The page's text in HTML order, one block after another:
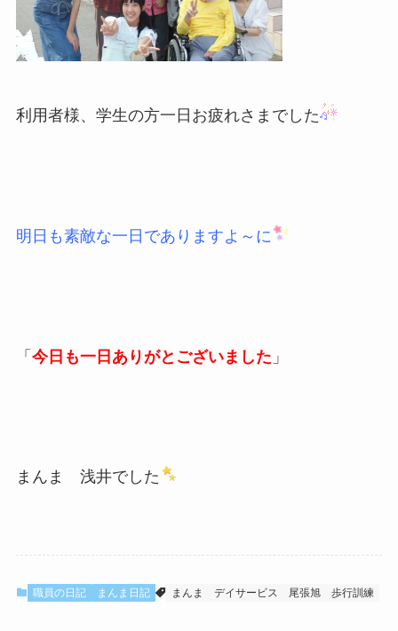
利用者様、学生の方一日お疲れさまでした
明日も素敵な一日でありますよ～に
「 今日も一日ありがとございました 」
まんま 浅井でした
職員の日記 まんま日記 まんま デイサービス 尾張旭 歩行訓練